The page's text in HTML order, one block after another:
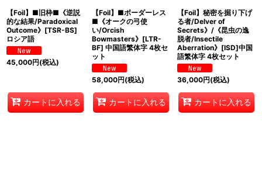
【Foil】■旧枠■《逆説
的な結果/Paradoxical
Outcome》[TSR-BS]
ロシア語
45,000円(税込)
カートに入れる
【Foil】■ボーダーレス
■《オークの弓使
い/Orcish
Bowmasters》[LTR-
BF] 中国語繁体字 4枚セ
ット
58,000円(税込)
カートに入れる
【Foil】秘密を掘り下げ
る者/Delver of
Secrets》/《昆虫の逸
脱者/Insectile
Aberration》[ISD]中国
語繁体字 4枚セット
36,000円(税込)
カートに入れる